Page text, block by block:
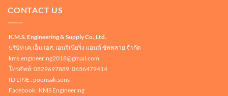
CONTACT US
K.M.S. Engineering & Supply Co.,Ltd.
บริษัท เค.เอ็ม.เอส. เอนจิเนียริ่ง แอนด์ ซัพพลาย จำกัด
kms.engineering2018@gmail.com
โทรศัพท์: 0829697889, 0656479414
ID LINE : poonsak.sons
Facebook : KMS Engineering